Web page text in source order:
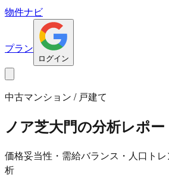
物件ナビ
プラン
ログイン
中古マンション / 戸建て
ノア芝大門の分析レポー
価格妥当性・需給バランス・人口ト
析